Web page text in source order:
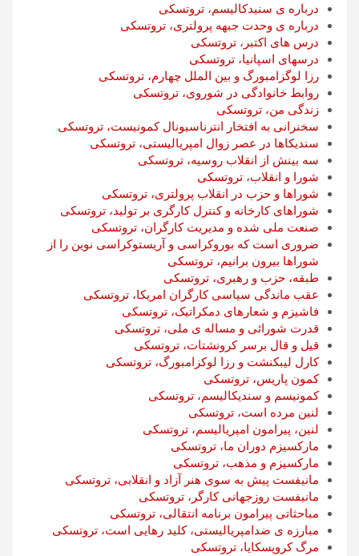
درباره ی سنیدکالیسم، تروتسکی
درباره ی وحدت جبهه پرولتری، تروتسکی
درس های اکتبر، تروتسکی
درسهای اسپانیا، تروتسکی
رزا لوگزامبورگ و بین الملل چهارم، تروتسکی
روابط خانوادگی در شوروی، تروتسکی
زندگی من، تروتسکی
سخنرانی به افتخار انترناسیونال کمونیست، تروتسکی
سندیکاها در عصر زوال امپریالیستی، تروتسکی
سه بینش از انقلاب روسیه، تروتسکی
شورا و انقلاب، تروتسکی
شوراها و حزب در انقلاب پرولتری، تروتسکی
شوراهای کارخانه و کنترل کارگری بر تولید، تروتسکی
صنعت ملی شده و مدیریت کارگران، تروتسکی
ضروری است که بوروکراسی و آریستوکراسی نوین را از
شوراها بیرون برانیم، تروتسکی
طبقه، حزب و رهبری، تروتسکی
عقب ماندگی سیاسی کارگران امریکا، تروتسکی
فاشیزم و شعارهای دمکراتیک، تروتسکی
قدرت شورائی و مساله ی ملی، تروتسکی
قیل و قال برسر کرونشتات، تروتسکی
کارل لیبکنشت و رزا لوکزامبورگ، تروتسکی
کمون پاریس، تروتسکی
کمونیسم و سندیکالیسم، تروتسکی
لنین مرده است، تروتسکی
لنین، پیرامون امپریالیسم، تروتسکی
مارکسیزم دوران ما، تروتسکی
مارکسیزم و مذهب، تروتسکی
مانیفست پیش به سوی هنر آزاد و انقلابی، تروتسکی
مانیفست روزجهانی کارگر، تروتسکی
مباحثاتی پیرامون برنامه انتقالی، تروتسکی
مبارزه ی ضدامپریالیستی، کلید رهایی است، تروتسکی
مرگ کروپسکایا، تروتسکی